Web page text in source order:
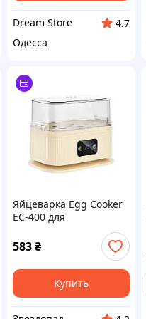
Dream Store
4.7
Одесса
Яйцеварка Egg Cooker
EC-400 для
приготовление яиц ∙
Яйцеварка
электрическая для
приготовления разной
степени
583₴
Купить